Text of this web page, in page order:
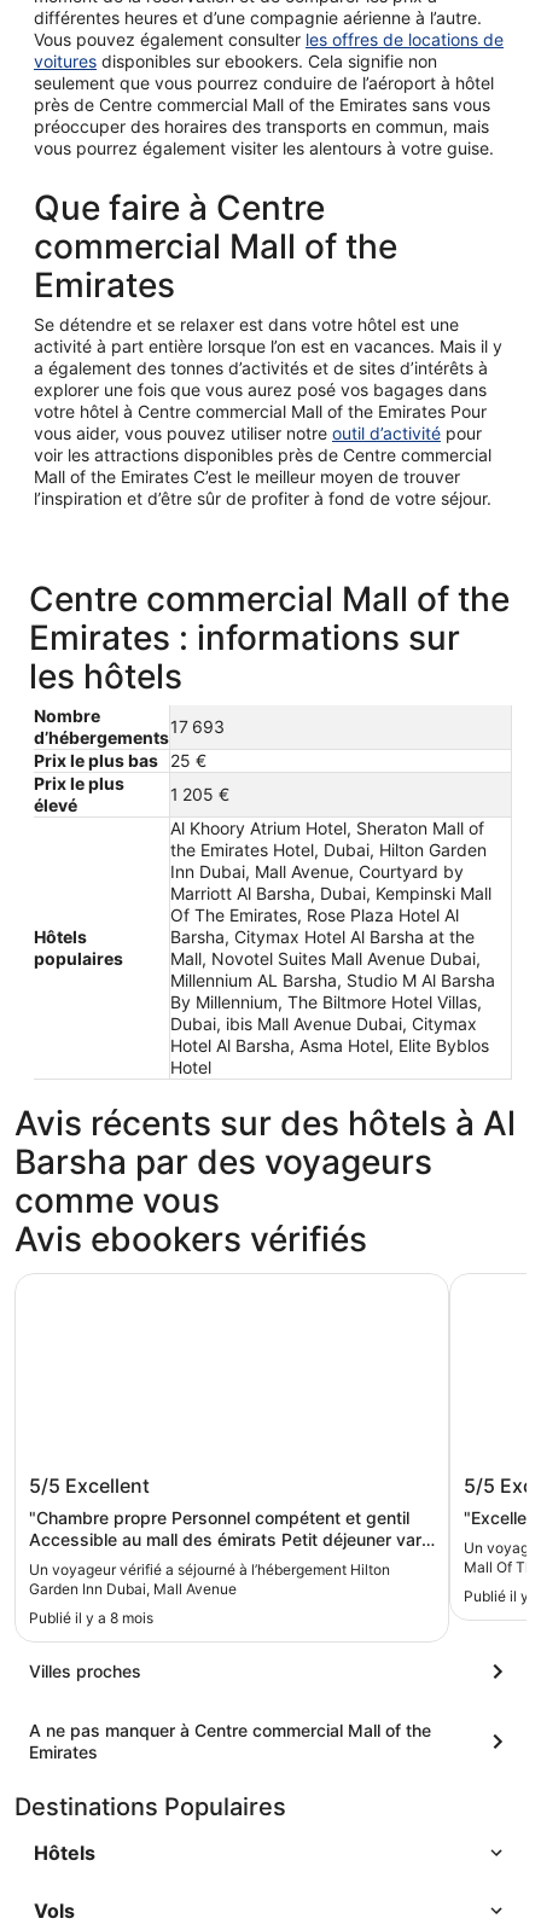
différentes heures et d’une compagnie aérienne à l’autre.
Vous pouvez également consulter les offres de locations de
voitures disponibles sur ebookers. Cela signifie non
seulement que vous pourrez conduire de l’aéroport à hôtel
près de Centre commercial Mall of the Emirates sans vous
préoccuper des horaires des transports en commun, mais
vous pourrez également visiter les alentours à votre guise.
Que faire à Centre
commercial Mall of the
Emirates
Se détendre et se relaxer est dans votre hôtel est une
activité à part entière lorsque l’on est en vacances. Mais il y
a également des tonnes d’activités et de sites d’intérêts à
explorer une fois que vous aurez posé vos bagages dans
votre hôtel à Centre commercial Mall of the Emirates Pour
vous aider, vous pouvez utiliser notre outil d’activité pour
voir les attractions disponibles près de Centre commercial
Mall of the Emirates C’est le meilleur moyen de trouver
l’inspiration et d’être sûr de profiter à fond de votre séjour.
Centre commercial Mall of the
Emirates : informations sur
les hôtels
Nombre
d’hébergements
17 693
Prix le plus bas
25 €
Prix le plus
élevé
1 205 €
Hôtels
populaires
Al Khoory Atrium Hotel, Sheraton Mall of
the Emirates Hotel, Dubai, Hilton Garden
Inn Dubai, Mall Avenue, Courtyard by
Marriott Al Barsha, Dubai, Kempinski Mall
Of The Emirates, Rose Plaza Hotel Al
Barsha, Citymax Hotel Al Barsha at the
Mall, Novotel Suites Mall Avenue Dubai,
Millennium AL Barsha, Studio M Al Barsha
By Millennium, The Biltmore Hotel Villas,
Dubai, ibis Mall Avenue Dubai, Citymax
Hotel Al Barsha, Asma Hotel, Elite Byblos
Hotel
Avis récents sur des hôtels à Al
Barsha par des voyageurs
comme vous
Avis ebookers vérifiés
Hilton Garden Inn Dubai, Mall Avenue
5/5 Excellent
"Chambre propre Personnel compétent et gentil
Accessible au mall des émirats Petit déjeuner varié
et produits frais "
Un voyageur vérifié a séjourné à l’hébergement Hilton
Garden Inn Dubai, Mall Avenue
Publié il y a 8 mois
Hilton Garden Inn Dubai, Mall Avenue
5/5
Un
Mall Of
Publié il y
Villes proches
A ne pas manquer à Centre commercial Mall of the
Emirates
Destinations Populaires
Hôtels
Vols